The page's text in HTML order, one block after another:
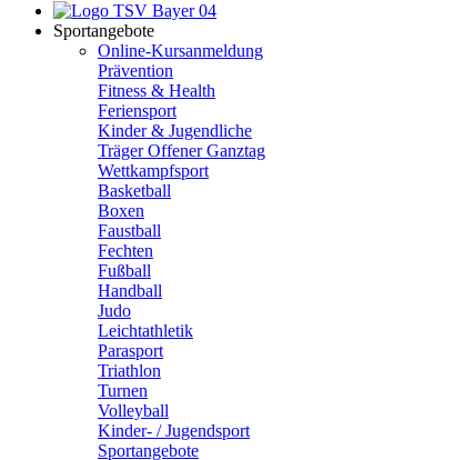
Sportangebote
Online-Kursanmeldung
Prävention
Fitness & Health
Feriensport
Kinder & Jugendliche
Träger Offener Ganztag
Wettkampfsport
Basketball
Boxen
Faustball
Fechten
Fußball
Handball
Judo
Leichtathletik
Parasport
Triathlon
Turnen
Volleyball
Kinder- / Jugendsport
Sportangebote